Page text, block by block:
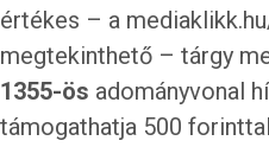
értékes – a
megtekinthető – tárgy
1355-ös adományvonal
támogathatja 500